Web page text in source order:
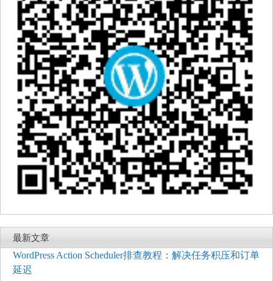
最新文章
WordPress Action Scheduler排查教程：解决任务积压和订单
延迟